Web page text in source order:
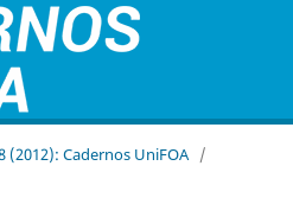
(2012): Cadernos UniFOA /